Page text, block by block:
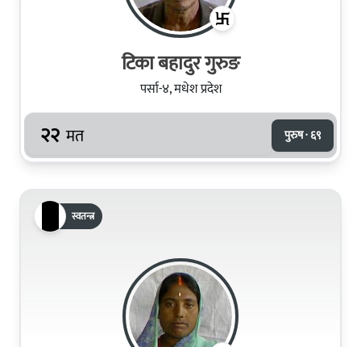
टिका बहादुर गुरुङ
पर्सा-४, मधेश प्रदेश
२२ मत पुरुष · ६९
स्वतन्त्र